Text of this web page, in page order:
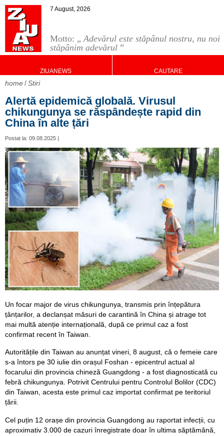
Motto: „Adevărul este stăpânul nostru, nu noi
stăpânim adevărul ”
7 August, 2026
ZIUANEWS CAUTARE
home Stiri
Alertă epidemică globală. Virusul
chikungunya se răspândește rapid din
China în alte țări
Postat la: 09.08.2025 |
Un focar major de virus chikungunya, transmis prin înțepătura
țânțarilor, a declanșat măsuri de carantină în China și atrage tot
mai multă atenție internațională, după ce primul caz a fost
confirmat recent în Taiwan.
Autoritățile din Taiwan au anunțat vineri, 8 august, că o femeie care
s-a întors pe 30 iulie din orașul Foshan - epicentrul actual al
focarului din provincia chineză Guangdong - a fost diagnosticată cu
febră chikungunya. Potrivit Centrului pentru Controlul Bolilor (CDC)
din Taiwan, acesta este primul caz importat confirmat pe teritoriul
țării.
Cel puțin 12 orașe din provincia Guangdong au raportat infecții, cu
aproximativ 3.000 de cazuri înregistrate doar în ultima săptămână,